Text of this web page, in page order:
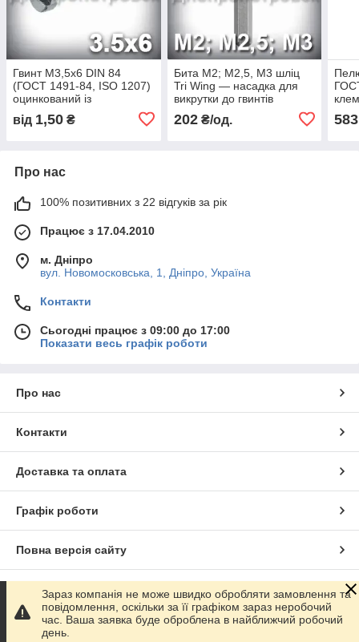
Гвинт М3,5х6 DIN 84
(ГОСТ 1491-84, ISO 1207)
оцинкований із
циліндричною головкою
від 1,50 ₴
Бита М2; М2,5, М3 шліц
Tri Wing — насадка для
викрутки до гвинтів
202₴/од. 583
Про нас
100% позитивних з 22 відгуків за рік
Працює з 17.04.2010
м. Дніпро
вул. Новомосковська, 1, Дніпро, Україна
Контакти
Сьогодні працює з 09:00 до 17:00
Показати весь графік роботи
Про нас
Контакти
Доставка та оплата
Графік роботи
Повна версія сайту
Сайт створено на маркетплейсі Prom.ua
Політика конфіденційності
Зараз компанія не може швидко обробляти замовлення та
повідомлення, оскільки за її графіком зараз неробочий
час. Ваша заявка буде оброблена в найближчий робочий
день.